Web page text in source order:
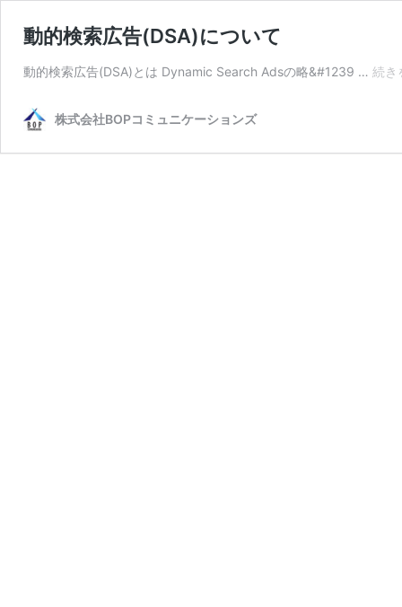
動的検索広告(DSA)について
動的検索広告(DSA)とは Dynamic Search Adsの略&#1239 … 続き
株式会社BOPコミュニケーションズ